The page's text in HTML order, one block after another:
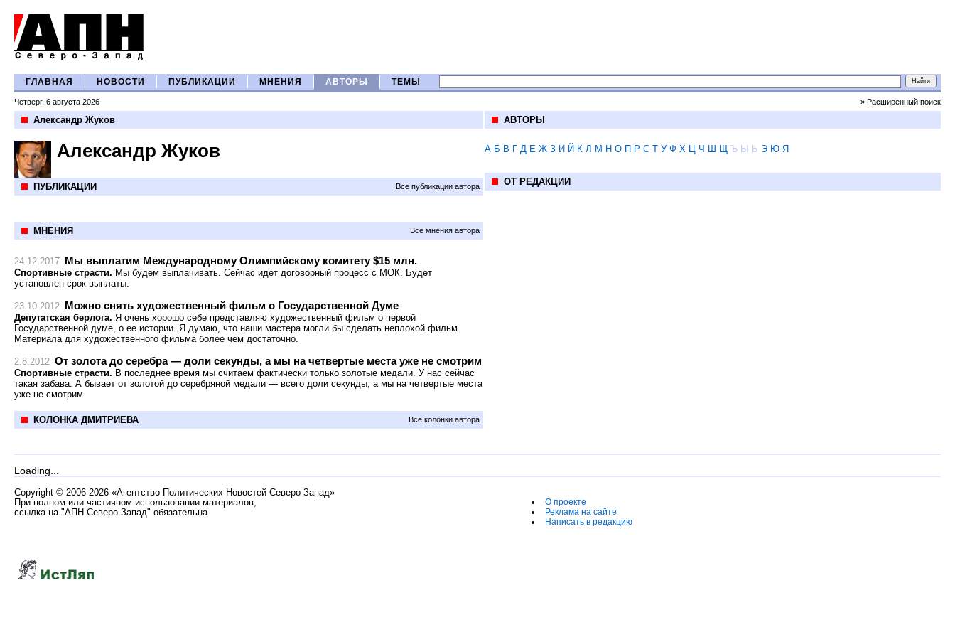
ГЛАВНАЯ НОВОСТИ ПУБЛИКАЦИИ МНЕНИЯ АВТОРЫ ТЕМЫ
Четверг, 6 августа 2026 » Расширенный поиск
Александр Жуков
Александр Жуков
ПУБЛИКАЦИИ Все публикации автора
МНЕНИЯ Все мнения автора
24.12.2017 Мы выплатим Международному Олимпийскому комитету $15 млн.
Спортивные страсти. Мы будем выплачивать. Сейчас идет договорный процесс с МОК. Будет
установлен срок выплаты.
23.10.2012 Можно снять художественный фильм о Государственной Думе
Депутатская берлога. Я очень хорошо себе представляю художественный фильм о первой
Государственной думе, о ее истории. Я думаю, что наши мастера могли бы сделать неплохой фильм.
Материала для художественного фильма более чем достаточно.
2.8.2012 От золота до серебра — доли секунды, а мы на четвертые места уже не смотрим
Спортивные страсти. В последнее время мы считаем фактически только золотые медали. У нас сейчас
такая забава. А бывает от золотой до серебряной медали — всего доли секунды, а мы на четвертые места
уже не смотрим.
КОЛОНКА ДМИТРИЕВА Все колонки автора
АВТОРЫ
А Б В Г Д Е Ж З И Й К Л М Н О П Р С Т У Ф Х Ц Ч Ш Щ Ъ Ы Ь Э Ю Я
ОТ РЕДАКЦИИ
Loading...
Copyright © 2006-2026 «Агентство Политических Новостей Северо-Запад»
При полном или частичном использовании материалов,
ссылка на "АПН Северо-Запад" обязательна
О проекте
Реклама на сайте
Написать в редакцию